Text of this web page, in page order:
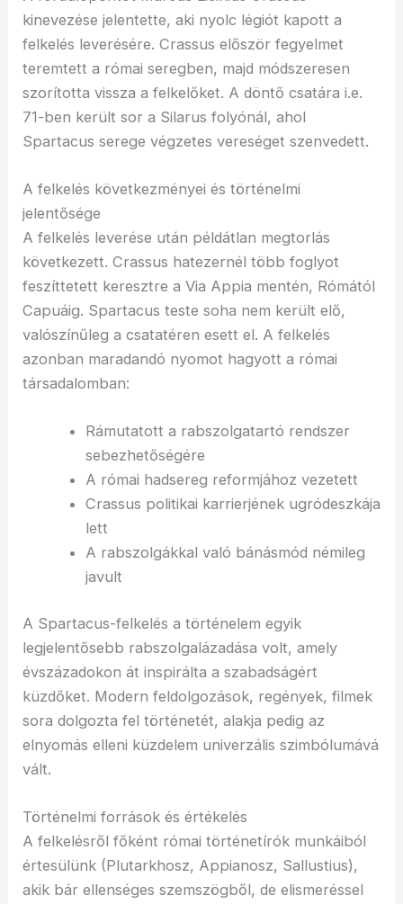
kinevezése jelentette, aki nyolc légiót kapott a
felkelés leverésére. Crassus először fegyelmet
teremtett a római seregben, majd módszeresen
szorította vissza a felkelőket. A döntő csatára i.e.
71-ben került sor a Silarus folyónál, ahol
Spartacus serege végzetes vereséget szenvedett.
A felkelés következményei és történelmi
jelentősége
A felkelés leverése után példátlan megtorlás
következett. Crassus hatezernél több foglyot
feszíttetett keresztre a Via Appia mentén, Rómától
Capuáig. Spartacus teste soha nem került elő,
valószínűleg a csatatéren esett el. A felkelés
azonban maradandó nyomot hagyott a római
társadalomban:
Rámutatott a rabszolgatartó rendszer
sebezhetőségére
A római hadsereg reformjához vezetett
Crassus politikai karrierjének ugródeszkája
lett
A rabszolgákkal való bánásmód némileg
javult
A Spartacus-felkelés a történelem egyik
legjelentősebb rabszolgalázadása volt, amely
évszázadokon át inspirálta a szabadságért
küzdőket. Modern feldolgozások, regények, filmek
sora dolgozta fel történetét, alakja pedig az
elnyomás elleni küzdelem univerzális szimbólumává
vált.
Történelmi források és értékelés
A felkelésről főként római történetírók munkáiból
értesülünk (Plutarkhosz, Appianosz, Sallustius),
akik bár ellenséges szemszögből, de elismeréssel